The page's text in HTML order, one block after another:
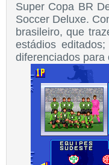
Super Copa BR
Soccer Deluxe.
brasileiro, que
estádios editados;
diferenciados